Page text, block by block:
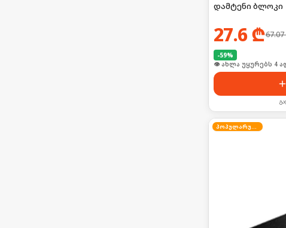
დამტენი ბლოკი
27.6₾67.07
-59%
🛒 ბოლო 24სთ-ში
პოპულარული